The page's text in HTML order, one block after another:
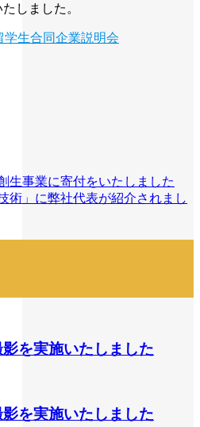
しました。
学生合同企業説明会
生事業に寄付をいたしました
術」に弊社代表が紹介されまし
を実施いたしました
を実施いたしました